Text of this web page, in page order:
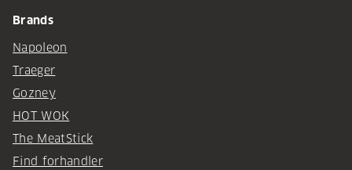
Brands
Napoleon
Traeger
Gozney
HOT WOK
The MeatStick
Find forhandler